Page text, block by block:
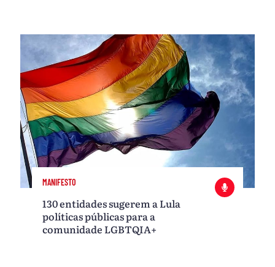
MANIFESTO
130 entidades sugerem a Lula
políticas públicas para a
comunidade LGBTQIA+